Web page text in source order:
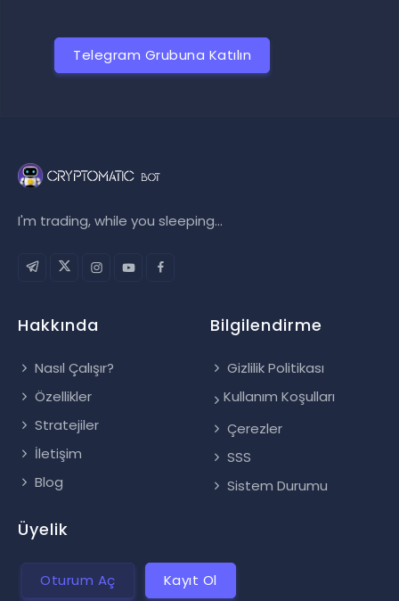
Telegram Grubuna Katılın
I'm trading, while you sleeping...
Hakkında
Nasıl Çalışır?
Özellikler
Stratejiler
İletişim
Blog
Bilgilendirme
Gizlilik Politikası
Kullanım Koşulları
Çerezler
SSS
Sistem Durumu
Üyelik
Oturum Aç Kayıt Ol